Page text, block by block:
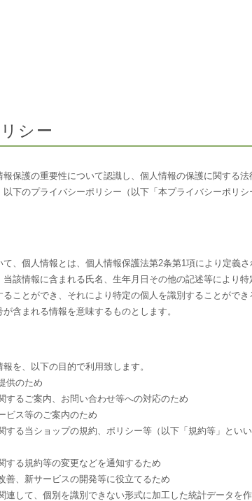
シー
保護の重要性について認識し、個人情報の保護に関する
下のプライバシーポリシー（以下「本プライバシーポリ
、個人情報とは、個人情報保護法第2条第1項により定義
該情報に含まれる氏名、生年月日その他の記述等により
ことができ、それにより特定の個人を識別することがで
含まれる情報を意味するものとします。
を、以下の目的で利用致します。
供のため
するご案内、お問い合わせ等への対応のため
ビス等のご案内のため
する当ショップの規約、ポリシー等（以下「規約等」とい
する規約等の変更などを通知するため
善、新サービスの開発等に役立てるため
連して、個別を識別できない形式に加工した統計データを